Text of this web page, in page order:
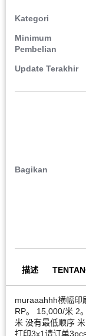
Kategori
Minimum
Pembelian
Update Terakhir
Bagikan
描述
muraaahhh横幅印
RP。 15,000/米 2
米 没有最低顺序
打印3x1请订单